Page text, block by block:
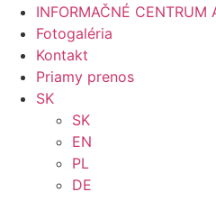
INFORMAČNÉ CENTRUM
Fotogaléria
Kontakt
Priamy prenos
SK
SK
EN
PL
DE